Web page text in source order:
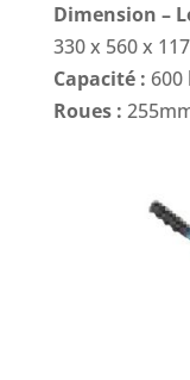
Dimension –
330 x 560 x
Capacité : 600
Roues :